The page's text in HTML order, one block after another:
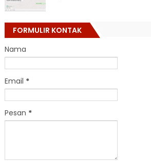
FORMULIR KONTAK
Nama
Email *
Pesan *